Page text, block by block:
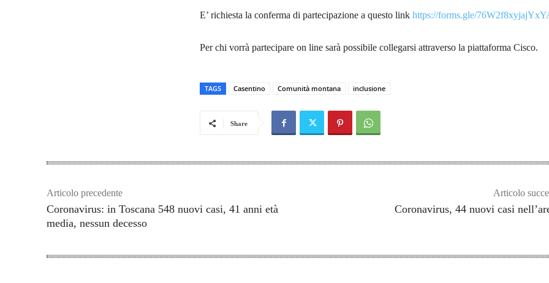
E’ richiesta la conferma di partecipazione a questo link https://forms.gle/
Per chi vorrà partecipare on line sarà possibile collegarsi attraverso la piattaforma Cisco.
TAGS Casentino Comunità montana inclusione
Share
Articolo precedente
Coronavirus: in Toscana 548 nuovi casi, 41 anni età
media, nessun decesso
Articolo
Coronavirus, 44 nuovi casi